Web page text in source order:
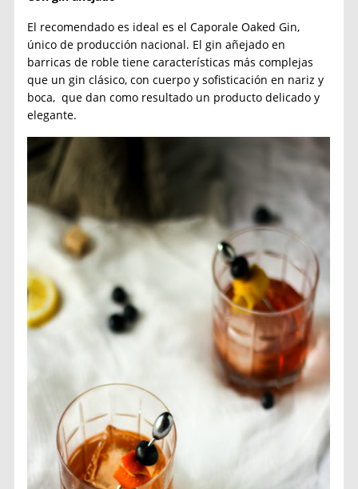
El recomendado es ideal es el Caporale Oaked Gin,
único de producción nacional. El gin añejado en
barricas de roble tiene características más complejas
que un gin clásico, con cuerpo y sofisticación en nariz y
boca, que dan como resultado un producto delicado y
elegante.